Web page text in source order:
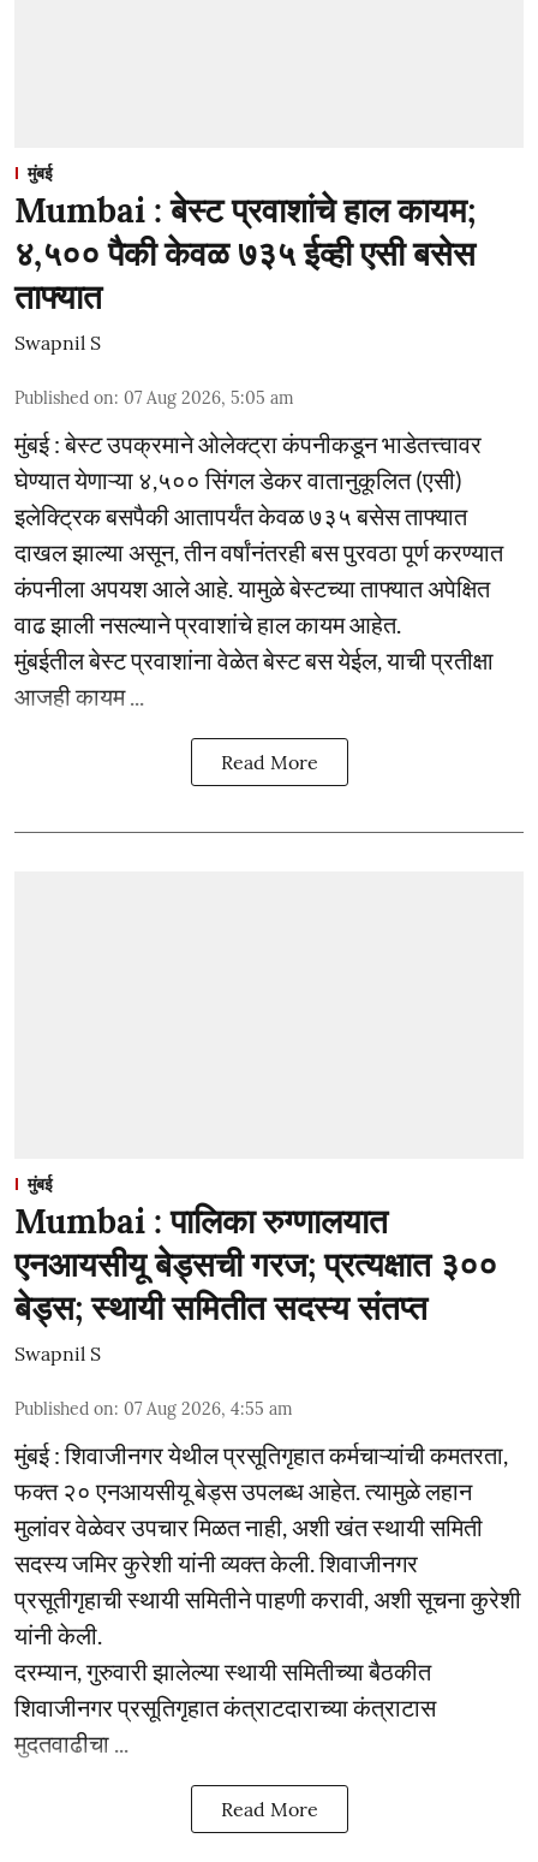
मुंबई
Mumbai : बेस्ट प्रवाशांचे हाल कायम;
४,५०० पैकी केवळ ७३५ ईव्ही एसी बसेस
ताफ्यात
Swapnil S
Published on: 07 Aug 2026, 5:05 am
मुंबई : बेस्ट उपक्रमाने ओलेक्ट्रा कंपनीकडून भाडेतत्त्वावर
घेण्यात येणाऱ्या ४,५०० सिंगल डेकर वातानुकूलित (एसी)
इलेक्ट्रिक बसपैकी आतापर्यंत केवळ ७३५ बसेस ताफ्यात
दाखल झाल्या असून, तीन वर्षांनंतरही बस पुरवठा पूर्ण करण्यात
कंपनीला अपयश आले आहे. यामुळे बेस्टच्या ताफ्यात अपेक्षित
वाढ झाली नसल्याने प्रवाशांचे हाल कायम आहेत.
मुंबईतील बेस्ट प्रवाशांना वेळेत बेस्ट बस येईल, याची प्रतीक्षा
आजही कायम ...
Read More
मुंबई
Mumbai : पालिका रुग्णालयात
एनआयसीयू बेड्सची गरज; प्रत्यक्षात ३००
बेड्स; स्थायी समितीत सदस्य संतप्त
Swapnil S
Published on: 07 Aug 2026, 4:55 am
मुंबई : शिवाजीनगर येथील प्रसूतिगृहात कर्मचाऱ्यांची कमतरता,
फक्त २० एनआयसीयू बेड्स उपलब्ध आहेत. त्यामुळे लहान
मुलांवर वेळेवर उपचार मिळत नाही, अशी खंत स्थायी समिती
सदस्य जमिर कुरेशी यांनी व्यक्त केली. शिवाजीनगर
प्रसूतीगृहाची स्थायी समितीने पाहणी करावी, अशी सूचना कुरेशी
यांनी केली.
दरम्यान, गुरुवारी झालेल्या स्थायी समितीच्या बैठकीत
शिवाजीनगर प्रसूतिगृहात कंत्राटदाराच्या कंत्राटास
मुदतवाढीचा ...
Read More